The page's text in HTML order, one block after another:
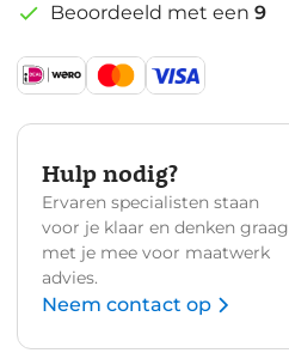
Beoordeeld met een 9
Hulp nodig?
Ervaren specialisten staan
voor je klaar en denken graag
met je mee voor maatwerk
advies.
Neem contact op